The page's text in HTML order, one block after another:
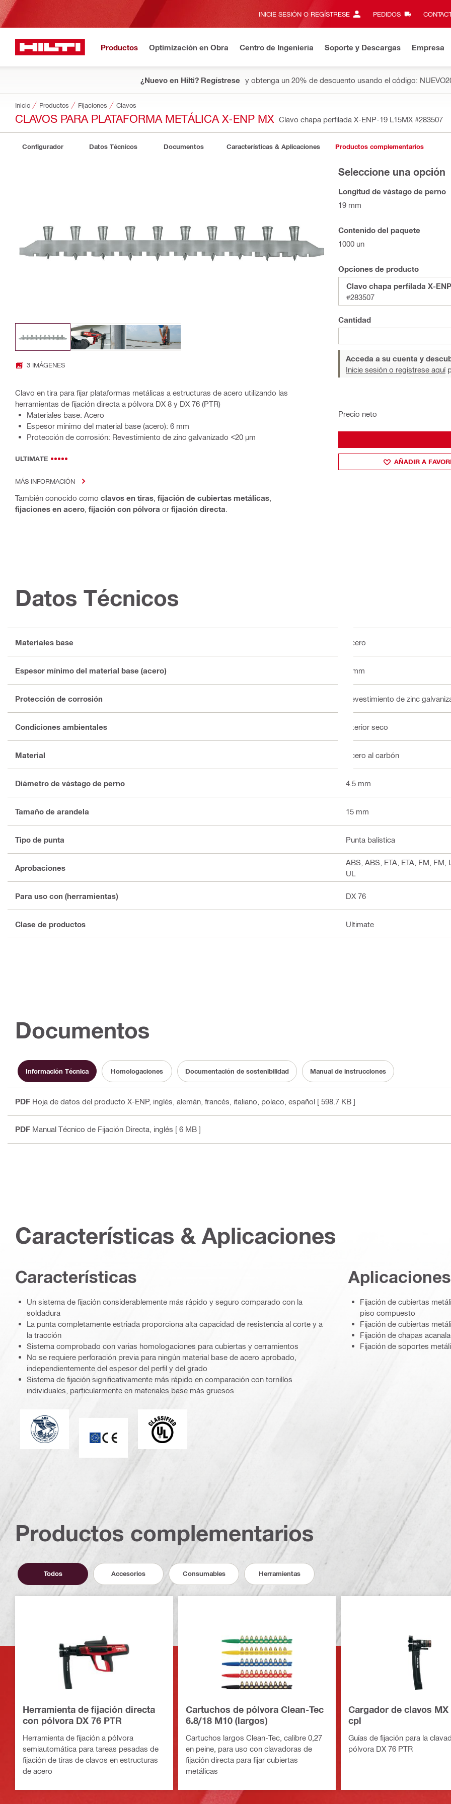
INICIE SESIÓN O REGÍSTRESE PEDIDOS
Productos Optimización en Obra Centro de Ingeniería Soporte y Descargas Empresa
¿Nuevo en Hilti? Regístrese y obtenga un 20% de descuento usando el código:
Inicio Productos Fijaciones Clavos
CLAVOS PARA PLATAFORMA METÁLICA X-ENP MX Clavo chapa perfilada X-ENP-19 L15MX #283507
Configurador Datos Técnicos Documentos Características & Aplicaciones Productos complementarios
3 IMÁGENES
Clavo en tira para fijar plataformas metálicas a estructuras de acero utilizando las
herramientas de fijación directa a pólvora DX 8 y DX 76 (PTR)
Materiales base: Acero
Espesor mínimo del material base (acero): 6 mm
Protección de corrosión: Revestimiento de zinc galvanizado <20 µm
ULTIMATE
MÁS INFORMACIÓN
También conocido como clavos en tiras fijación de cubiertas metálicas
fijaciones en acero fijación con pólvora or fijación directa
Seleccione una opción
Longitud de vástago de perno
19 mm
Contenido del paquete
1000 un
Opciones de producto
Clavo chapa perfilada X-
#283507
Cantidad
Acceda a su cuenta y
Inicie sesión o regístrese aquí
Precio neto
AÑADIR A
Datos Técnicos
Materiales base Acero
Espesor mínimo del material base (acero) 6 mm
Protección de corrosión Revestimiento de zinc
Condiciones ambientales Interior seco
Material Acero al carbón
Diámetro de vástago de perno 4.5 mm
Tamaño de arandela 15 mm
Tipo de punta Punta balística
Aprobaciones
ABS, ABS, ETA, ETA, FM, FM,
UL
Para uso con (herramientas) DX 76
Clase de productos Ultimate
Documentos
Información Técnica Homologaciones Documentación de sostenibilidad Manual de instrucciones
PDF Hoja de datos del producto X-ENP , inglés, alemán, francés, italiano, polaco, español [ 598.7 KB ]
PDF Manual Técnico de Fijación Directa , inglés [ 6 MB ]
Características & Aplicaciones
Características
Un sistema de fijación considerablemente más rápido y seguro comparado con la
soldadura
La punta completamente estriada proporciona alta capacidad de resistencia al corte y a
la tracción
Sistema comprobado con varias homologaciones para cubiertas y cerramientos
No se requiere perforación previa para ningún material base de acero aprobado,
independientemente del espesor del perfil y del grado
Sistema de fijación significativamente más rápido en comparación con tornillos
individuales, particularmente en materiales base más gruesos
Type Approved Product-blue (2822916)classified (41868)
Aplicaciones
Fijación de cubiertas
piso compuesto
Fijación de cubiertas
Fijación de chapas
Fijación de soportes
Productos complementarios
Todos Accesorios Consumables Herramientas
Herramienta de fijación directa
con pólvora DX 76 PTR
Herramienta de fijación a pólvora
semiautomática para tareas pesadas de
fijación de tiras de clavos en estructuras
de acero
Cartuchos de pólvora Clean-Tec
6.8/18 M10 (largos)
Cartuchos largos Clean-Tec, calibre 0,27
en peine, para uso con clavadoras de
fijación directa para fijar cubiertas
metálicas
Cargador de clavos MX
cpl
Guías de fijación para la
pólvora DX 76 PTR